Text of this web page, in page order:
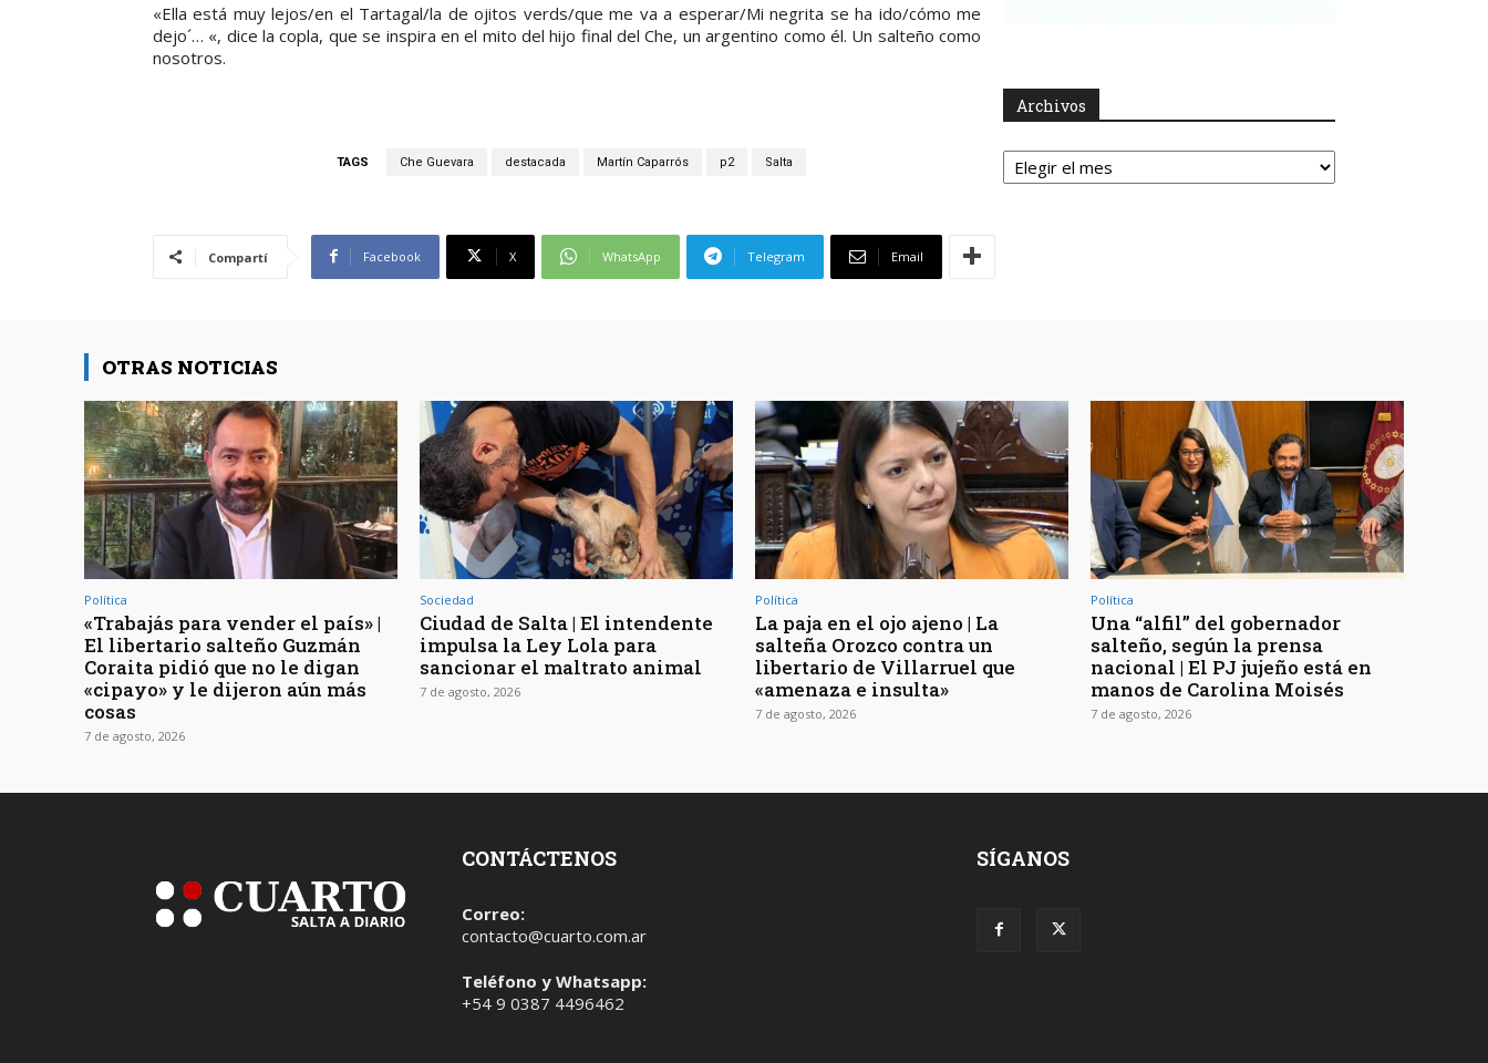
«Ella está muy lejos/en el Tartagal/la de ojitos verds/que me va a esperar/Mi negrita se ha ido/cómo me
dejo´… «, dice la copla, que se inspira en el mito del hijo final del Che, un argentino como él. Un salteño como
nosotros.
TAGS Che Guevara destacada Martín Caparrós p2 Salta
Compartí Facebook X WhatsApp Telegram Email
Archivos
Archivos
OTRAS NOTICIAS
Política
«Trabajás para vender el país» |
El libertario salteño Guzmán
Coraita pidió que no le digan
«cipayo» y le dijeron aún más
cosas
7 de agosto, 2026
Sociedad
Ciudad de Salta | El intendente
impulsa la Ley Lola para
sancionar el maltrato animal
7 de agosto, 2026
Política
La paja en el ojo ajeno | La
salteña Orozco contra un
libertario de Villarruel que
«amenaza e insulta»
7 de agosto, 2026
Política
Una “alfil” del gobernador
salteño, según la prensa
nacional | El PJ jujeño está en
manos de Carolina Moisés
7 de agosto, 2026
CONTÁCTENOS
Correo:
contacto@cuarto.com.ar
Teléfono y Whatsapp:
+54 9 0387 4496462
SÍGANOS